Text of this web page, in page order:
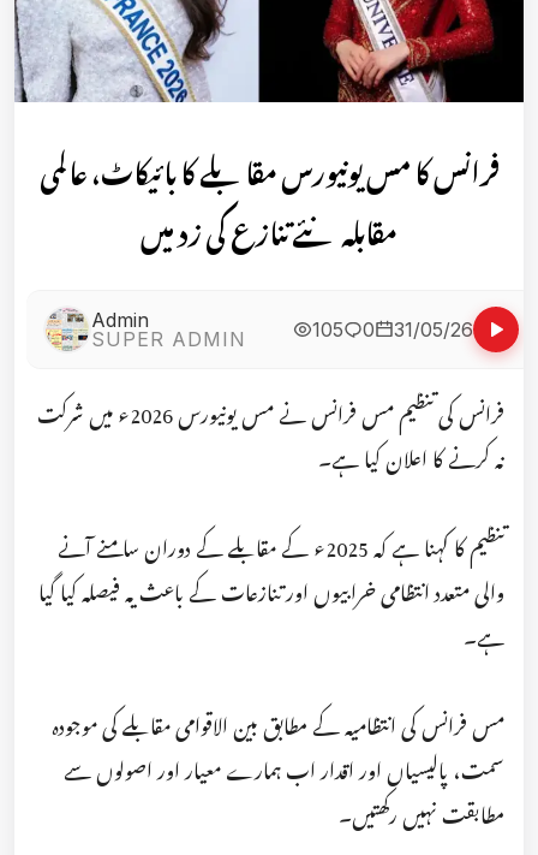
فرانس کا مس یونیورس مقابلے کا بائیکاٹ، عالمی
مقابلہ نئے تنازع کی زد میں
Admin
SUPER ADMIN
105 0 31/05/26
فرانس کی تنظیم مس فرانس نے مس یونیورس 2026ء میں شرکت
نہ کرنے کا اعلان کیا ہے۔
تنظیم کا کہنا ہے کہ 2025ء کے مقابلے کے دوران سامنے آنے
والی متعدد انتظامی خرابیوں اور تنازعات کے باعث یہ فیصلہ کیا گیا
ہے۔
مس فرانس کی انتظامیہ کے مطابق بین الاقوامی مقابلے کی موجودہ
سمت، پالیسیاں اور اقدار اب ہمارے معیار اور اصولوں سے
مطابقت نہیں رکھتیں۔